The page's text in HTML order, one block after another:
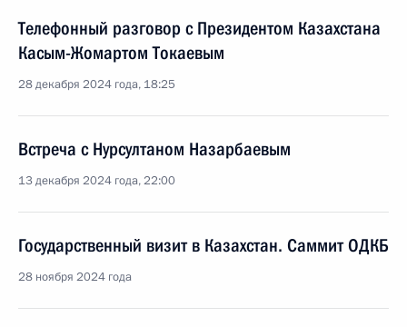
Телефонный разговор с Президентом Казахстана
Касым-Жомартом Токаевым
28 декабря 2024 года, 18:25
Встреча с Нурсултаном Назарбаевым
13 декабря 2024 года, 22:00
Государственный визит в Казахстан. Саммит ОДКБ
28 ноября 2024 года